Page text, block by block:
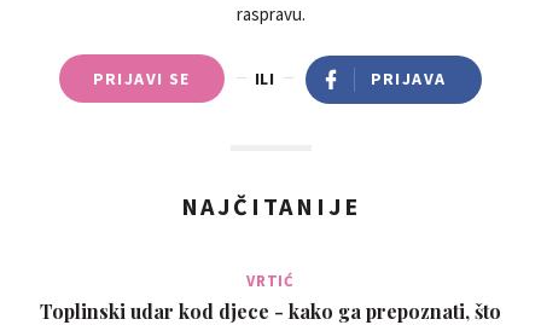
raspravu.
PRIJAVI SE ILI PRIJAVA
NAJČITANIJE
VRTIĆ
Toplinski udar kod djece - kako ga prepoznati, što